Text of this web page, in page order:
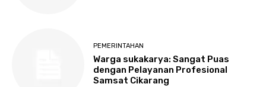
PEMERINTAHAN
Warga sukakarya: Sangat Puas
dengan Pelayanan Profesional
Samsat Cikarang